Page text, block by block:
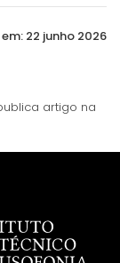
22 junho 2026
artigo na